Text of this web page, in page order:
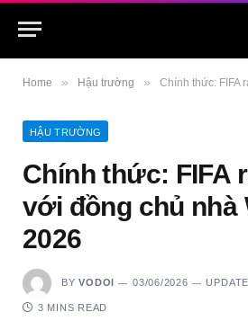
Home » Hậu trường » Chính thức: FIFA ra án
HẬU TRƯỜNG
Chính thức: FIFA
với đồng chủ nhà
2026
BY VODOI 03/06/2026
3 MINS READ